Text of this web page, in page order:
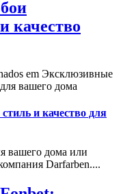
качество
em Эксклюзивные
вашего дома
и качество для
вашего дома или
Darfarben....